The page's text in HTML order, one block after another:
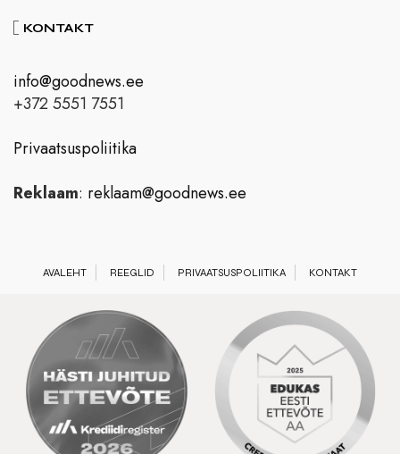
KONTAKT
info@goodnews.ee
+372 5551 7551
Privaatsuspoliitika
Reklaam: reklaam@goodnews.ee
AVALEHT REEGLID PRIVAATSUSPOLIITIKA KONTAKT